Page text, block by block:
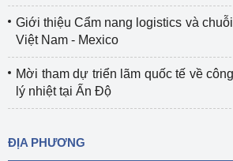
Giới thiệu Cẩm nang logistics và
Việt Nam - Mexico
Mời tham dự triển lãm quốc tế về
lý nhiệt tại Ấn Độ
ĐỊA PHƯƠNG